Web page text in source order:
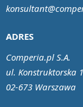
ADRES
Comperia.pl S.A.
ul. Konstruktorska
02-673 Warszawa